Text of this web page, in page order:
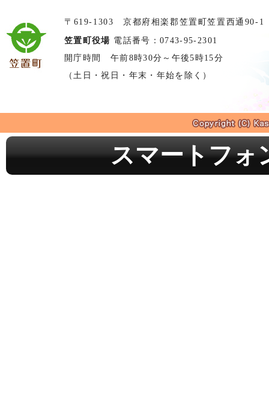
〒619-1303 京都府相楽郡笠置町笠置西通90-1
笠置町役場 電話番号：0743-95-2301
開庁時間 午前8時30分～午後5時15分
（土日・祝日・年末・年始を除く）
スマートフォ